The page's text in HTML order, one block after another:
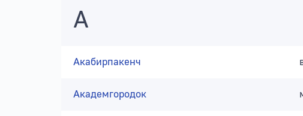
А
Акабирпакенч
Академгородок